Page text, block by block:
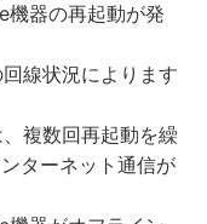
器の再起動が発
線状況によります
複数回再起動を繰
ターネット通信が